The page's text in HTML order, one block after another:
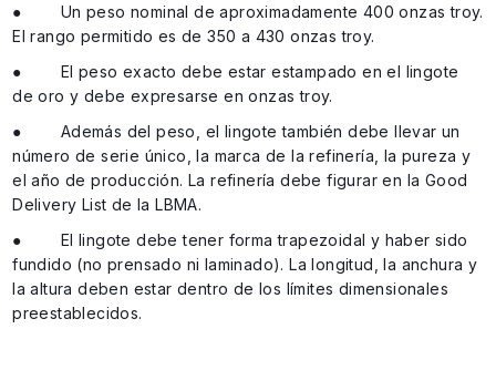
● Un peso nominal de aproximadamente 400 onzas troy.
El rango permitido es de 350 a 430 onzas troy.
● El peso exacto debe estar estampado en el lingote
de oro y debe expresarse en onzas troy.
● Además del peso, el lingote también debe llevar un
número de serie único, la marca de la refinería, la pureza y
el año de producción. La refinería debe figurar en la Good
Delivery List de la LBMA.
● El lingote debe tener forma trapezoidal y haber sido
fundido (no prensado ni laminado). La longitud, la anchura y
la altura deben estar dentro de los límites dimensionales
preestablecidos.